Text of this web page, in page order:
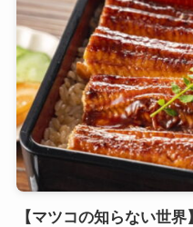
【マツコの知らない世